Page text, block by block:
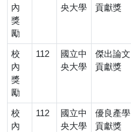
內
獎
勵
央大學
貢獻獎
校
內
獎
勵
112
國立中
央大學
傑出論文
貢獻獎
校
內
112
國立中
央大學
優良產學
貢獻獎